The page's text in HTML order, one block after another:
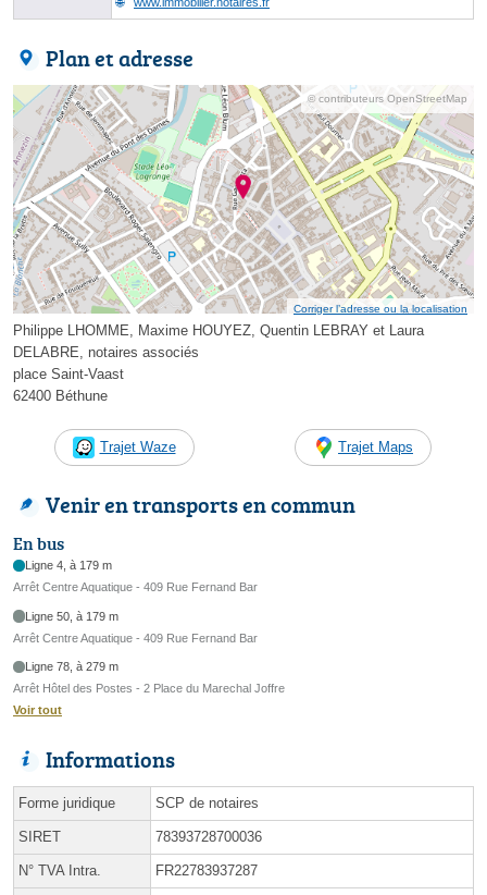
Plan et adresse
© contributeurs OpenStreetMap
Corriger l’adresse ou la localisation
Philippe LHOMME, Maxime HOUYEZ, Quentin LEBRAY et Laura
DELABRE, notaires associés
place Saint-Vaast
62400 Béthune
Trajet Waze Trajet Maps
Venir en transports en commun
En bus
Ligne 4, à 179 m
Arrêt Centre Aquatique - 409 Rue Fernand Bar
Ligne 50, à 179 m
Arrêt Centre Aquatique - 409 Rue Fernand Bar
Ligne 78, à 279 m
Arrêt Hôtel des Postes - 2 Place du Marechal Joffre
Voir tout
Informations
Forme juridique SCP de notaires
SIRET 78393728700036
N° TVA Intra. FR22783937287